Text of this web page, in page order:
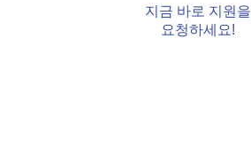
지금 바로 지원을
요청하세요!